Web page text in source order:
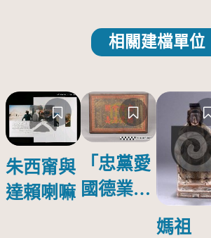
相關建檔單位
朱西甯與
達賴喇嘛
「忠黨愛
國德業並
媽祖